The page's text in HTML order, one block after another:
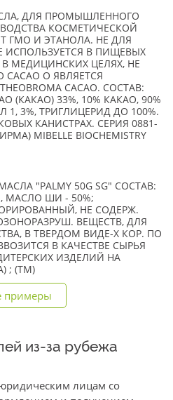
ДЛЯ ПРОМЫШЛЕННОГО
КОСМЕТИЧЕСКОЙ
ГМО И ЭТАНОЛА. НЕ ДЛЯ
В ПИЩЕВЫХ
МЕДИЦИНСКИХ ЦЕЛЯХ, НЕ
O ЯВЛЯЕТСЯ
CACAO. СОСТАВ:
(КАКАО) 33%, 10% КАКАО, 90%
3%, ТРИГЛИЦЕРИД ДО 100%.
КАНИСТРАХ. СЕРИЯ 0881-
MIBELLE BIOCHEMISTRY
"PALMY 50G SG" СОСТАВ:
МАСЛО ШИ - 50%;
НЕ СОДЕРЖ.
ВЕЩЕСТВ, ДЛЯ
В ТВЕРДОМ ВИДЕ-X КОР. ПО
В КАЧЕСТВЕ СЫРЬЯ
ИЗДЕЛИЙ НА
; (TM)
примеры
из-за рубежа
лицам со